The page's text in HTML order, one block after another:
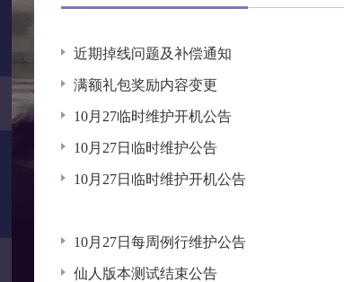
近期掉线问题及补偿通知
满额礼包奖励内容变更
10月27临时维护开机公告
10月27日临时维护公告
10月27日临时维护开机公告
10月27日每周例行维护公告
仙人版本测试结束公告